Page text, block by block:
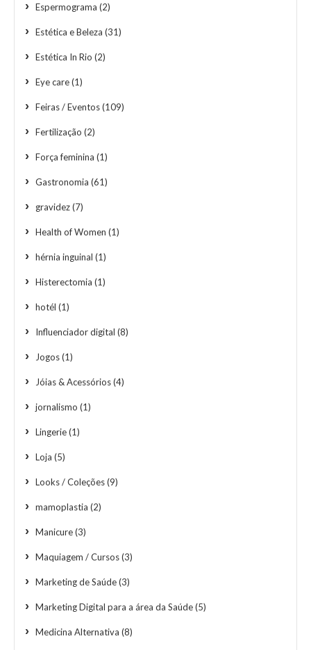
Espermograma (2)
Estética e Beleza (31)
Estética In Rio (2)
Eye care(1)
Feiras / Eventos(109)
Fertilização (2)
Força feminina (1)
Gastronomia (61)
gravidez(7)
Health of Women (1)
hérnia inguinal (1)
Histerectomia (1)
hotél (1)
Influenciador digital (8)
Jogos(1)
Jóias & Acessórios(4)
jornalismo (1)
Lingerie(1)
Loja (5)
Looks / Coleções(9)
mamoplastia (2)
Manicure(3)
Maquiagem / Cursos(3)
Marketing de Saúde(3)
Marketing Digital para a área da Saúde(5)
Medicina Alternativa (8)